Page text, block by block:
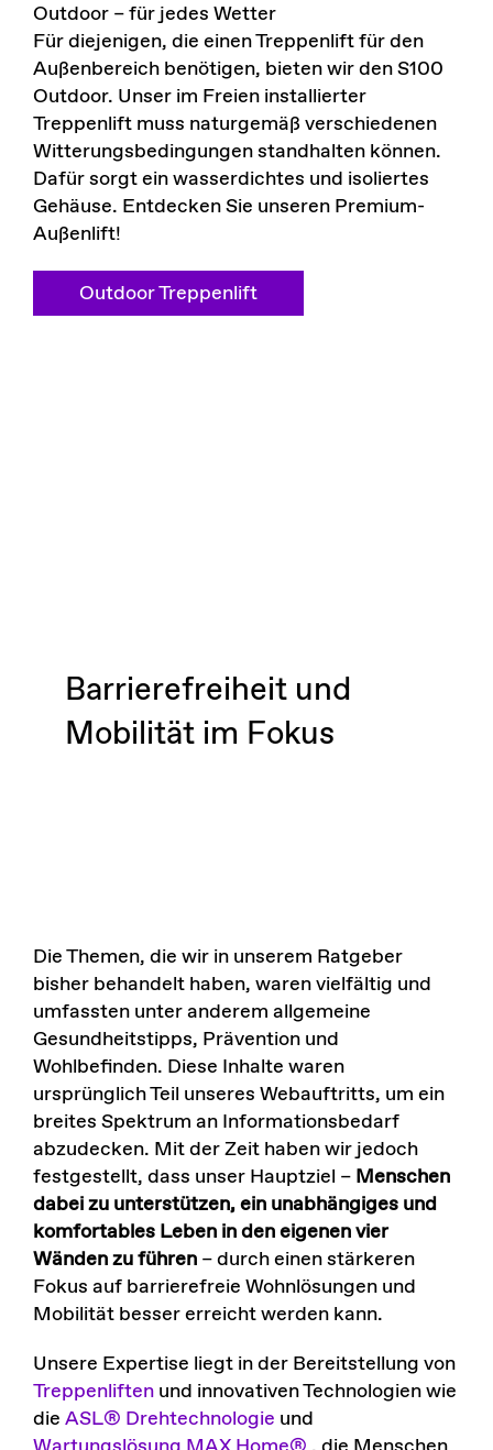
Outdoor – für jedes Wetter
Für diejenigen, die einen Treppenlift für den
Außenbereich benötigen, bieten wir den S100
Outdoor. Unser im Freien installierter
Treppenlift muss naturgemäß verschiedenen
Witterungsbedingungen standhalten können.
Dafür sorgt ein wasserdichtes und isoliertes
Gehäuse. Entdecken Sie unseren Premium-
Außenlift!
Outdoor Treppenlift
Barrierefreiheit und
Mobilität im Fokus
Die Themen, die wir in unserem Ratgeber
bisher behandelt haben, waren vielfältig und
umfassten unter anderem allgemeine
Gesundheitstipps, Prävention und
Wohlbefinden. Diese Inhalte waren
ursprünglich Teil unseres Webauftritts, um ein
breites Spektrum an Informationsbedarf
abzudecken. Mit der Zeit haben wir jedoch
festgestellt, dass unser Hauptziel – Menschen
dabei zu unterstützen, ein unabhängiges und
komfortables Leben in den eigenen vier
Wänden zu führen– durch einen stärkeren
Fokus auf barrierefreie Wohnlösungen und
Mobilität besser erreicht werden kann.
Unsere Expertise liegt in der Bereitstellung von
Treppenliftenund innovativen Technologien wie
die ASL® Drehtechnologie und